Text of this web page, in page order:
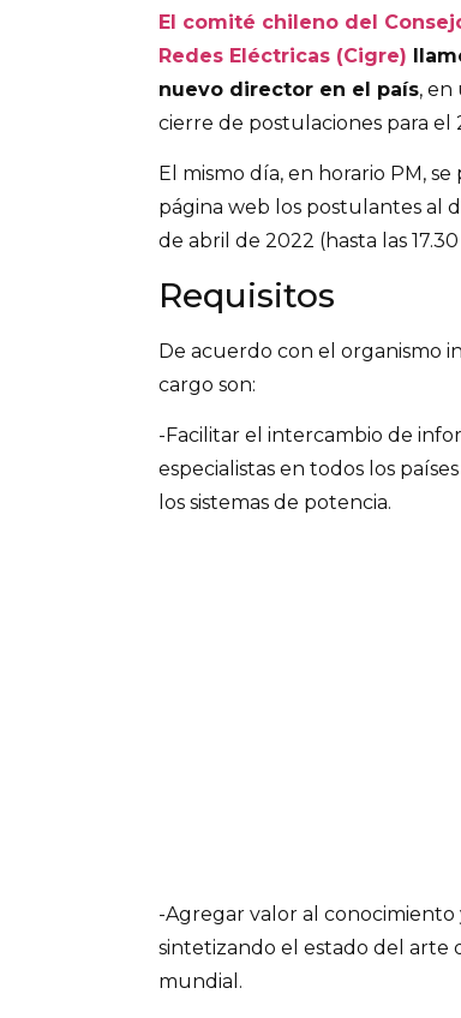
El comité chileno del
Redes Eléctricas (Cigre)
nuevo director en el país, en
cierre de postulaciones para el
El mismo día, en horario PM,
página web los postulantes al
de abril de 2022 (hasta las 17.30
Requisitos
De acuerdo con el organismo
cargo son:
-Facilitar el intercambio de
especialistas en todos los
los sistemas de potencia.
-Agregar valor al
sintetizando el estado del arte
mundial.